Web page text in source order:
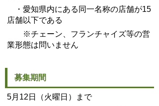
・愛知県内にある同一名称の店舗が15
店舗以下である
※チェーン、フランチャイズ等の営
業形態は問いません
募集期間
5月12日（火曜日）まで